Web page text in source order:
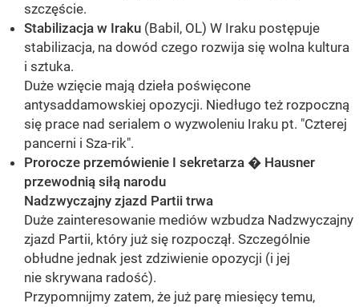
szczęście.
Stabilizacja w Iraku (Babil, OL) W Iraku postępuje
stabilizacja, na dowód czego rozwija się wolna kultura
i sztuka.
Duże wzięcie mają dzieła poświęcone
antysaddamowskiej opozycji. Niedługo też rozpoczną
się prace nad serialem o wyzwoleniu Iraku pt. "Czterej
pancerni i Sza-rik".
Prorocze przemówienie I sekretarza � Hausner
przewodnią siłą narodu
Nadzwyczajny zjazd Partii trwa
Duże zainteresowanie mediów wzbudza Nadzwyczajny
zjazd Partii, który już się rozpoczął. Szczególnie
obłudne jednak jest zdziwienie opozycji (i jej
nie skrywana radość).
Przypomnijmy zatem, że już parę miesięcy temu,